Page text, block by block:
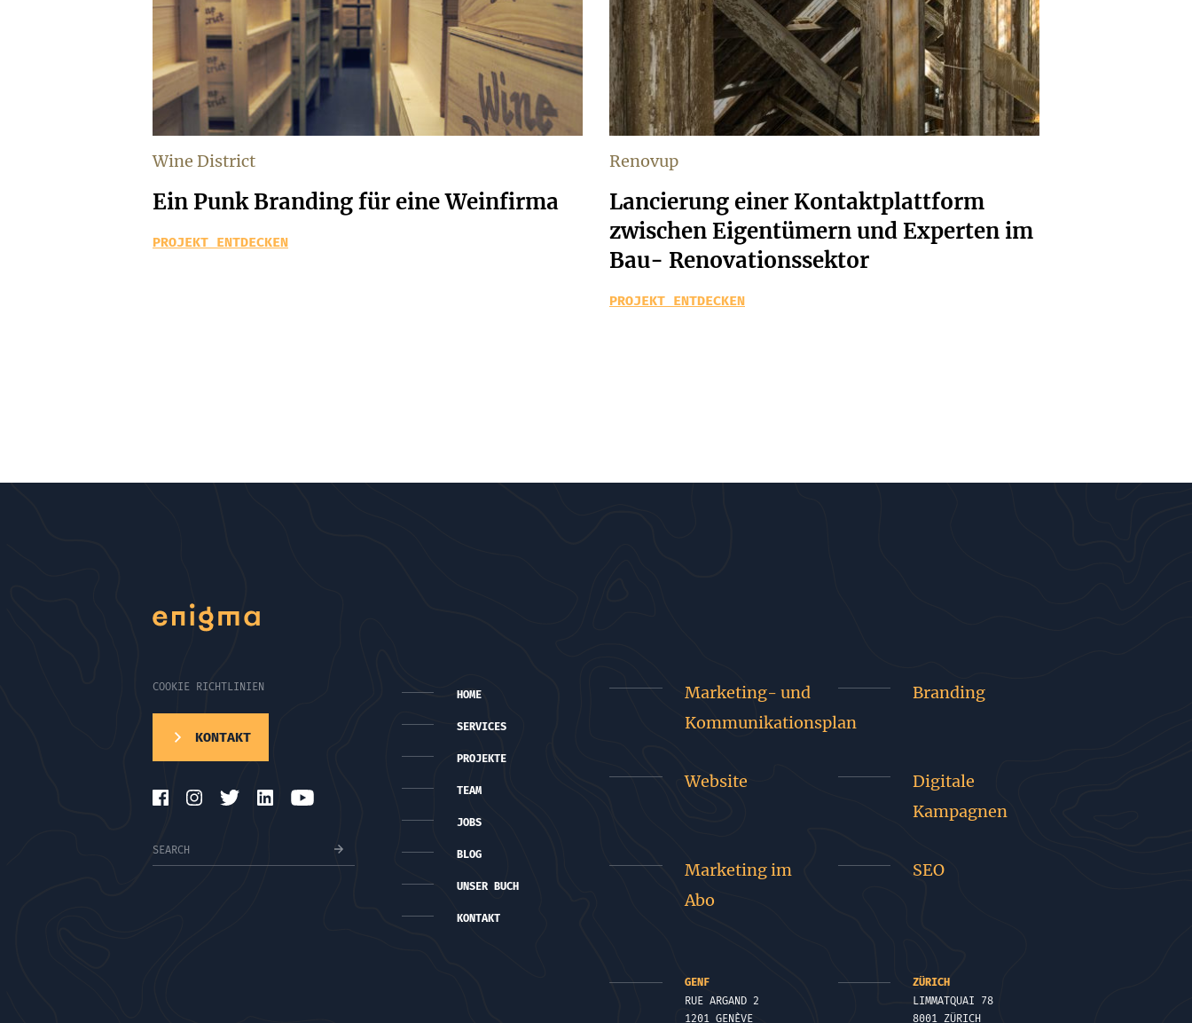
Wine District
Ein Punk Branding für eine Weinfirma
PROJEKT ENTDECKEN
Renovup
Lancierung einer Kontaktplattform
zwischen Eigentümern und Experten im
Bau- Renovationssektor
PROJEKT ENTDECKEN
COOKIE RICHTLINIEN
KONTAKT
HOME
SERVICES
PROJEKTE
TEAM
JOBS
BLOG
UNSER BUCH
KONTAKT
Marketing- und
Kommunikationsplan
Branding
Website
Digitale
Kampagnen
Marketing im
Abo
SEO
GENF
RUE ARGAND 2
1201 GENÈVE
ZÜRICH
LIMMATQUAI 78
8001 ZÜRICH